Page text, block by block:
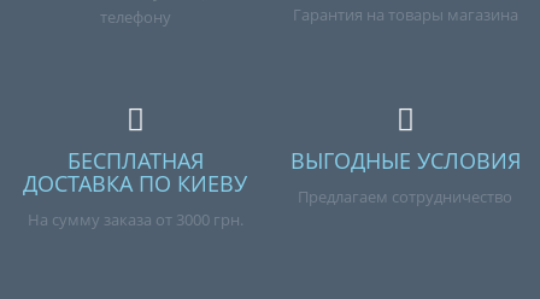
телефону
Гарантия на товары магазина
БЕСПЛАТНАЯ
ДОСТАВКА ПО КИЕВУ
На сумму заказа от 3000 грн.
ВЫГОДНЫЕ УСЛОВИЯ
Предлагаем сотрудничество